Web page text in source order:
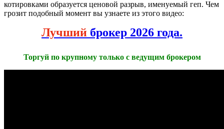
котировками образуется ценовой разрыв, именуемый геп. Чем
грозит подобный момент вы узнаете из этого видео:
Лучший брокер 2026 года.
Торгуй по крупному только с ведущим брокером